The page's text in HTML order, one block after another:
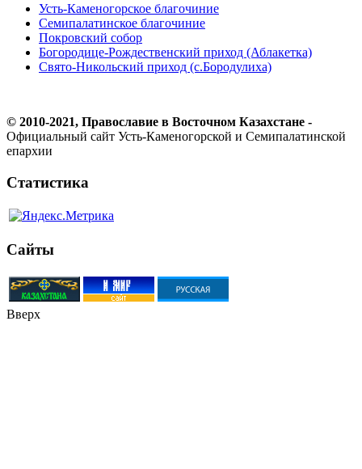
Усть-Каменогорское благочиние
Семипалатинское благочиние
Покровский собор
Богородице-Рождественский приход (Аблакетка)
Свято-Никольский приход (с.Бородулиха)
© 2010-2021, Православие в Восточном Казахстане -
Официальный сайт Усть-Каменогорской и Семипалатинской
епархии
Статистика
Сайты
Вверх